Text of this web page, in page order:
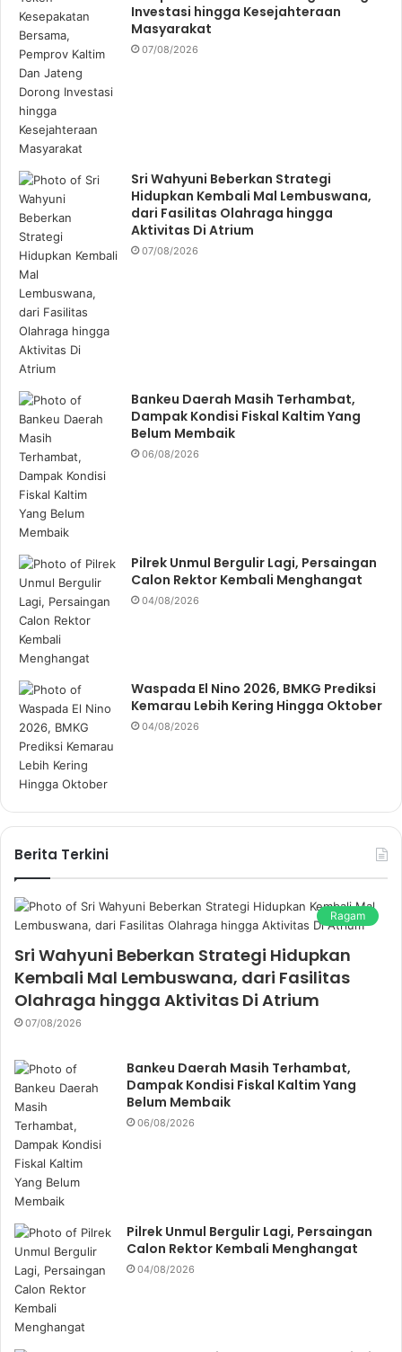
Investasi hingga Kesejahteraan
Masyarakat
07/08/2026
Sri Wahyuni Beberkan Strategi
Hidupkan Kembali Mal Lembuswana,
dari Fasilitas Olahraga hingga
Aktivitas Di Atrium
07/08/2026
Bankeu Daerah Masih Terhambat,
Dampak Kondisi Fiskal Kaltim Yang
Belum Membaik
06/08/2026
Pilrek Unmul Bergulir Lagi, Persaingan
Calon Rektor Kembali Menghangat
04/08/2026
Waspada El Nino 2026, BMKG Prediksi
Kemarau Lebih Kering Hingga Oktober
04/08/2026
Berita Terkini
Ragam
Sri Wahyuni Beberkan Strategi Hidupkan
Kembali Mal Lembuswana, dari Fasilitas
Olahraga hingga Aktivitas Di Atrium
07/08/2026
Bankeu Daerah Masih Terhambat,
Dampak Kondisi Fiskal Kaltim Yang
Belum Membaik
06/08/2026
Pilrek Unmul Bergulir Lagi, Persaingan
Calon Rektor Kembali Menghangat
04/08/2026